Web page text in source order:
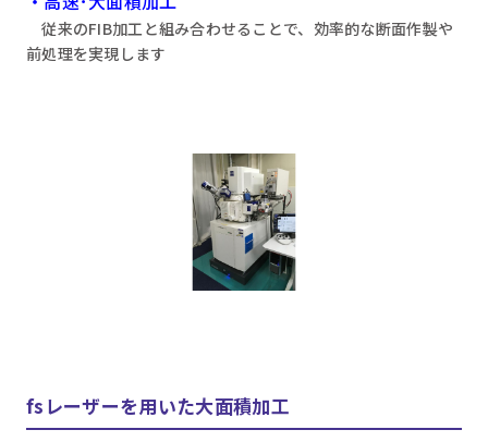
従来のFIB加工と組み合わせることで、効率的な断面作製や
前処理を実現します
fsレーザーを用いた大面積加工